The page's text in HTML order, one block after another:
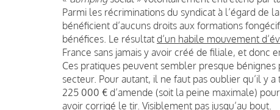
Parmi les récriminations du syndicat à l’égard de
bénéficient d’aucuns droits aux formations
bénéfices. Le résultat d’un habile mouvement
France sans jamais y avoir créé de filiale, et donc
Ces pratiques peuvent sembler presque bénignes
secteur. Pour autant, il ne faut pas oublier qu’il y
225 000 € d’amende (soit la peine maximale)
avoir corrigé le tir. Visiblement pas jusqu’au bout.